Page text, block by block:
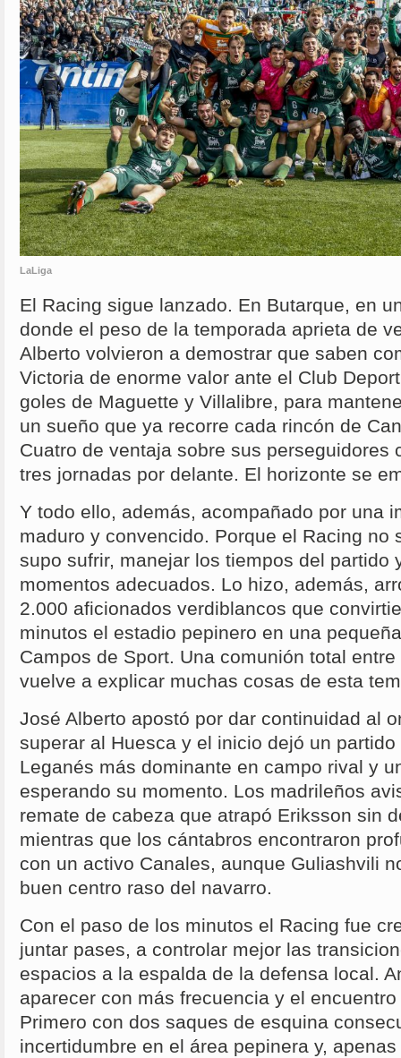
LaLiga
El Racing sigue lanzado. En Butarque, en
donde el peso de la temporada aprieta de
Alberto volvieron a demostrar que saben
Victoria de enorme valor ante el Club
goles de Maguette y Villalibre, para
un sueño que ya recorre cada rincón de
Cuatro de ventaja sobre sus perseguidores
tres jornadas por delante. El horizonte se
Y todo ello, además, acompañado por una
maduro y convencido. Porque el Racing no
supo sufrir, manejar los tiempos del partido
momentos adecuados. Lo hizo, además,
2.000 aficionados verdiblancos que
minutos el estadio pepinero en una
Campos de Sport. Una comunión total
vuelve a explicar muchas cosas de esta
José Alberto apostó por dar continuidad al
superar al Huesca y el inicio dejó un
Leganés más dominante en campo rival y
esperando su momento. Los madrileños
remate de cabeza que atrapó Eriksson sin
mientras que los cántabros encontraron
con un activo Canales, aunque Guliashvili
buen centro raso del navarro.
Con el paso de los minutos el Racing fue
juntar pases, a controlar mejor las
espacios a la espalda de la defensa local.
aparecer con más frecuencia y el
Primero con dos saques de esquina
incertidumbre en el área pepinera y,